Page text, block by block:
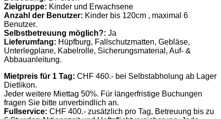
Zielgruppe: Kinder und Erwachsene
Anzahl der Benutzer: Kinder bis 120cm , maximal 6
Benutzer.
Selbstbetreuung möglich?: Ja
Lieferumfang: Hüpfburg, Fallschutzmatten, Gebläse,
Unterlegplane, Kabelrolle, Sicherungsmaterial, Auf- &
Abbauanleitung.
Mietpreis für 1 Tag: CHF 460.- bei Selbstabholung ab Lager
Dietlikon.
Jeder weitere Miettag 50%. Für längerfristige Buchungen
fragen Sie bitte unverbindlich an.
Fullservice: CHF 400.- zusätzlich pro Tag, Betreuung bis zu